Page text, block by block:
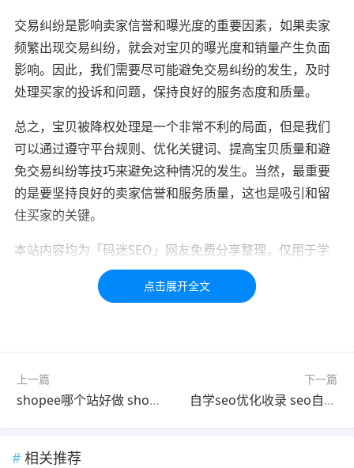
交易纠纷是影响卖家信誉和曝光度的重要因素，如果卖家
频繁出现交易纠纷，就会对宝贝的曝光度和销量产生负面
影响。因此，我们需要尽可能避免交易纠纷的发生，及时
处理买家的投诉和问题，保持良好的服务态度和质量。
总之，宝贝被降权处理是一个非常不利的局面，但是我们
可以通过遵守平台规则、优化关键词、提高宝贝质量和避
免交易纠纷等技巧来避免这种情况的发生。当然，最重要
的是要坚持良好的卖家信誉和服务质量，这也是吸引和留
住买家的关键。
本站内容均为「码迷SEO」网友免费分享整理，仅用于学
习交流，如有疑问，请联系我们48小时处理！！！！
上一篇
shopee哪个站好做 shopee跨境电商哪个站好
下一篇
自学seo优化收录 seo自学优化教程收录
相关推荐